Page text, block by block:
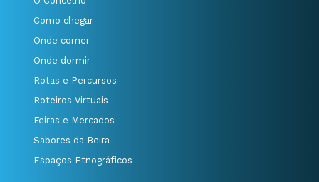
Como chegar
Onde comer
Onde dormir
Rotas e Percursos
Roteiros Virtuais
Feiras e Mercados
Sabores da Beira
Espaços Etnográficos